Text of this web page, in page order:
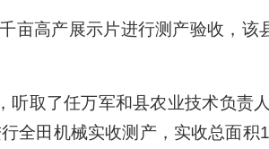
高产展示片进行测产验收，该
取了任万军和县农业技术负责
全田机械实收测产，实收总面